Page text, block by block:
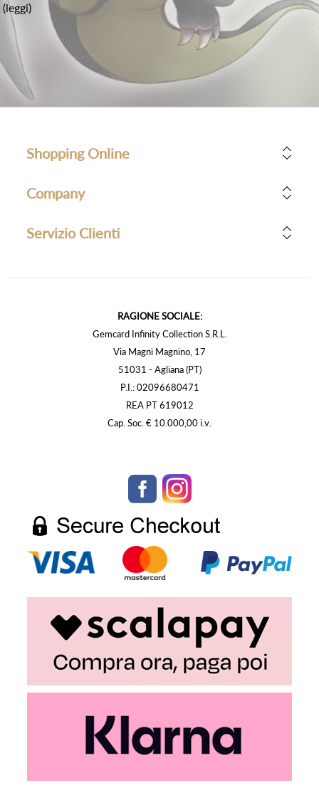
(leggi)
Shopping Online
Company
Servizio Clienti
RAGIONE SOCIALE:
Gemcard Infinity Collection S.R.L.
Via Magni Magnino, 17
51031 - Agliana (PT)
P.I.: 02096680471
REA PT 619012
Cap. Soc. € 10.000,00 i.v.